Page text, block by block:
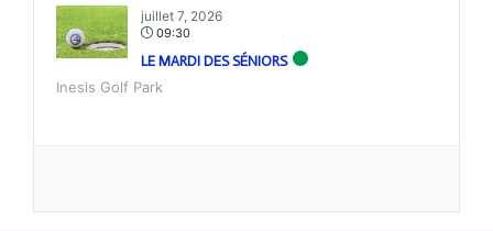
juillet 7, 2026
09:30
LE MARDI DES SÉNIORS
Inesis Golf Park